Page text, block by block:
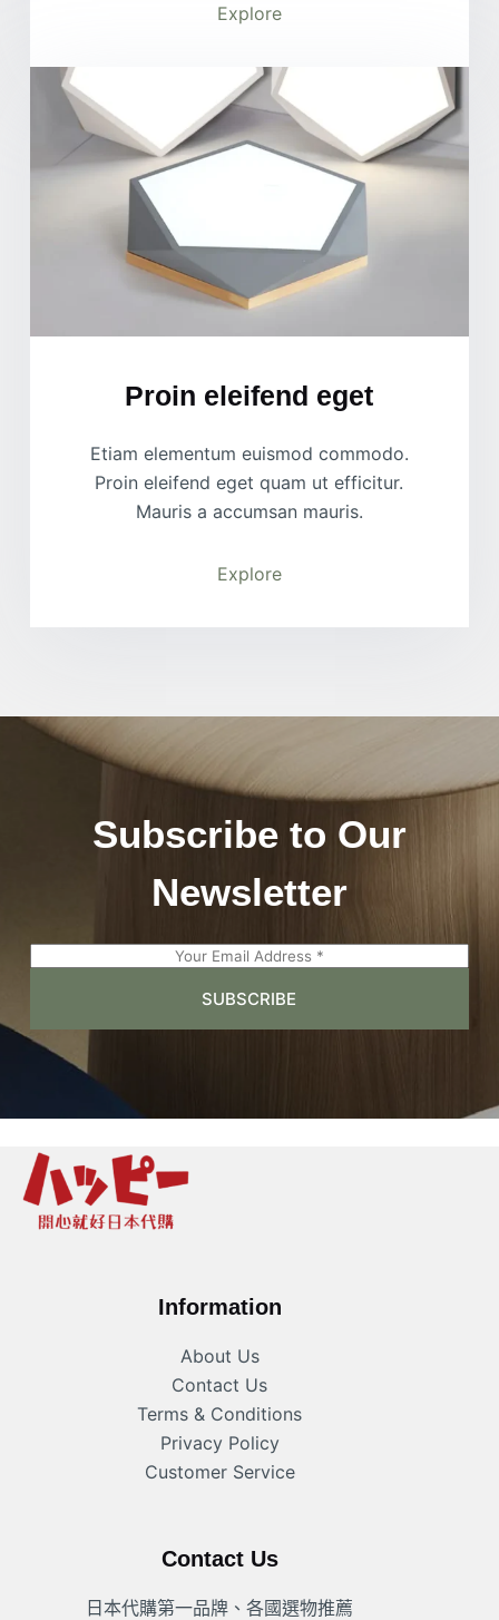
Explore
Proin eleifend eget
Etiam elementum euismod commodo.
Proin eleifend eget quam ut efficitur.
Mauris a accumsan mauris.
Explore
Subscribe to Our
Newsletter
i
SUBSCRIBE
Information
About Us
Contact Us
Terms & Conditions
Privacy Policy
Customer Service
Contact Us
日本代購第一品牌、各國選物推薦